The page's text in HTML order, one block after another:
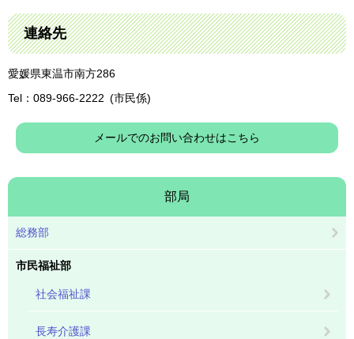
連絡先
愛媛県東温市南方286
Tel：089-966-2222
市民係
メールでのお問い合わせはこちら
部局
総務部
市民福祉部
社会福祉課
長寿介護課